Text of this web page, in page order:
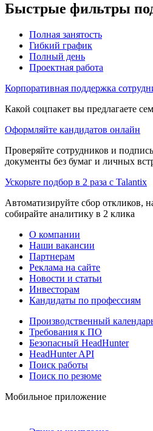
Быстрые фильтры
Полная занятость
Гибкий график
Полный день
Проектная работа
Корпоративная поддержка
Какой соцпакет вы предлагаете
Оформляйте кандидатов онлайн
Проверяйте сотрудников и
документы без бумаг и личных
Ускорьте подбор в 2 раза с Talantix
Автоматизируйте сбор откликов,
собирайте аналитику в 2 клика
О компании
Наши вакансии
Партнерам
Реклама на сайте
Новости и статьи
Инвесторам
Кандидаты по профессиям
Производственный
Требования к ПО
Безопасный HeadHunter
HeadHunter API
Поиск работы
Поиск по резюме
Мобильное приложение